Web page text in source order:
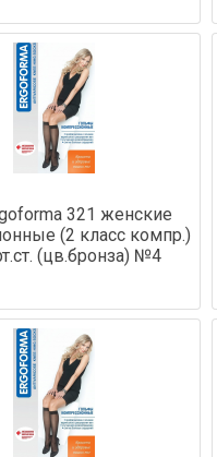
321 женские
(2 класс компр.)
(цв.бронза) №4